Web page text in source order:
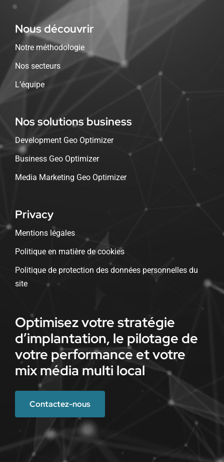
Nous découvrir
Notre méthodologie
Nos secteurs
L’équipe
Nos solutions business
Development Geo Optimizer
Business Geo Optimizer
Media Marketing Geo Optimizer
Privacy
Mentions légales
Politique en matière de cookies
Politique de protection des données personnelles du
site
Optimisez votre stratégie
d’implantation, le pilotage de
votre performance et votre
mix média multi local
Contactez-nous